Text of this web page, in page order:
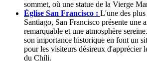
sommet, où une statue de la Vierge
Église San Francisco : L'une des plus
Santiago, San Francisco présente une
remarquable et une atmosphère
son importance historique en font un
pour les visiteurs désireux d'apprécier
du Chili.